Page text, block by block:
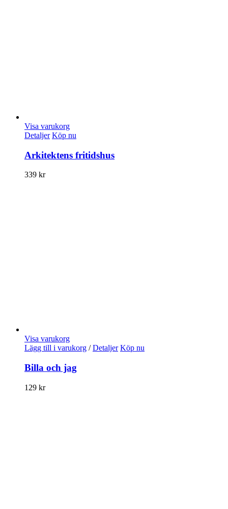
Visa varukorg
Detaljer Köp nu
Arkitektens fritidshus
339 kr
Visa varukorg
Lägg till i varukorg / Detaljer Köp nu
Billa och jag
129 kr